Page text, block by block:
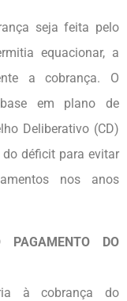
seja feita pelo
equacionar, a
a cobrança. O
em plano de
Deliberativo (CD)
déficit para evitar
nos anos
PAGAMENTO DO
à cobrança do